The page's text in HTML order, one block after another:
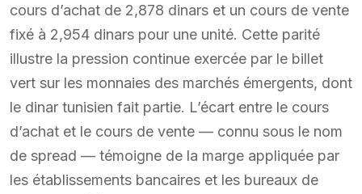
cours d’achat de 2,878 dinars et un cours de vente
fixé à 2,954 dinars pour une unité. Cette parité
illustre la pression continue exercée par le billet
vert sur les monnaies des marchés émergents, dont
le dinar tunisien fait partie. L’écart entre le cours
d’achat et le cours de vente — connu sous le nom
de spread — témoigne de la marge appliquée par
les établissements bancaires et les bureaux de